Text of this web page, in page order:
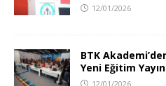
12/01/2026
BTK
Yeni Eğitim
12/01/2026